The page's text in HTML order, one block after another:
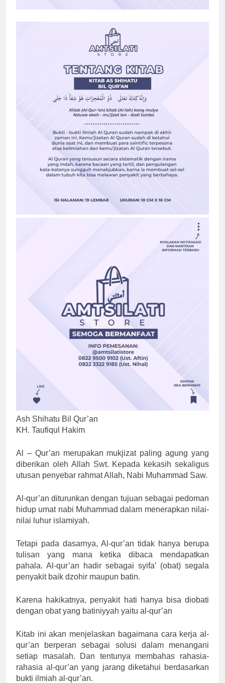
Ash Shihatu Bil Qur’an
KH. Taufiqul Hakim
Al – Qur’an merupakan mukjizat paling agung yang
diberikan oleh Allah Swt. Kepada kekasih sekaligus
utusan penyebar rahmat Allah, Nabi Muhammad Saw.
Al-qur’an diturunkan dengan tujuan sebagai pedoman
hidup umat nabi Muhammad dalam menerapkan nilai-
nilai luhur islamiyah.
Tetapi pada dasarnya, Al-qur’an tidak hanya berupa
tulisan yang mana ketika dibaca mendapatkan
pahala. Al-qur’an hadir sebagai syifa’ (obat) segala
penyakit baik dzohir maupun batin.
Karena hakikatnya, penyakit hati hanya bisa diobati
dengan obat yang batiniyyah yaitu al-qur’an
Kitab ini akan menjelaskan bagaimana cara kerja al-
qur’an berperan sebagai solusi dalam menangani
setiap masalah. Dan tentunya membahas rahasia-
rahasia al-qur’an yang jarang diketahui berdasarkan
bukti ilmiah al-qur’an.